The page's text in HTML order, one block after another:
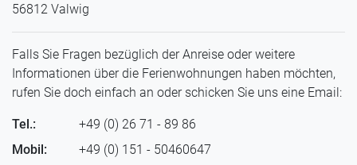
56812 Valwig
Falls Sie Fragen bezüglich der Anreise oder weitere
Informationen über die Ferienwohnungen haben möchten,
rufen Sie doch einfach an oder schicken Sie uns eine Email:
Tel.:
+49 (0) 26 71 - 89 86
Mobil:
+49 (0) 151 - 50460647